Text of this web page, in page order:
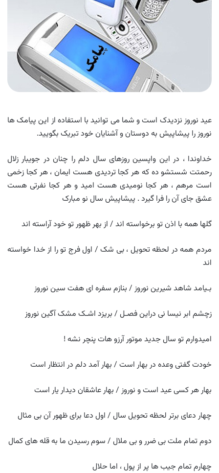
عید نوروز نزدیدک است و شما می توانید با استفاده از این پیامک ها
نوروز را پیشاپیش به دوستان و آشنایان خود تبریک بگویید.
خداوندا ، در این واپسین روزهای سال دلم را چنان در جویبار زلال
رحمتت شستشو ده که هر کجا تردیدی هست ایمان ، هر کجا زخمی
است مرهم ، هر کجا نومیدی هست امید و هر کجا نفرتی هست
عشق جای آن را فرا گیرد . پیشاپیش سال نو مبارک
گلها همه با اذن تو برخواسته اند / از بهر ظهور تو خود آراسته اند
مردم همه در لحظه تحویل ، بی شک / اول فرج تو را از خدا خواسته
اند
بـیامد شاهد شیرین نوروز / بنازم سفره ای هفت سین نوروز
زچشم ابر نیسا نی دراین فصـل / بریزد اشـک مشک آگین نوروز
امیدوارم تو سال جدید موتور آرزو هات پنچر نشه !
خودت گفتی وعده در بهار است / بهار آمد دلم در انتظار است
بهار هر کسی عید است و نوروز / بهار عاشقان دیدار یار است
چهار دعای برتر لحظه تحویل سال / اول دعا برای ظهور آن بی مثال
دوم تمام ملت بی ضرر و بی ملال / سوم رسیدن ما به قله های کمال
چهارم تمام جیب ها پر از پول ، اما حلال